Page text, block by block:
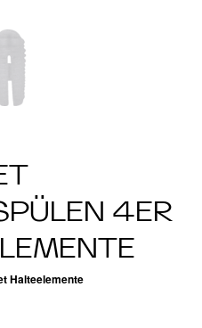
4ER
Halteelemente